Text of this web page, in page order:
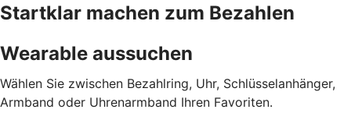
Startklar machen zum Bezahlen
Wearable aussuchen
Wählen Sie zwischen Bezahlring, Uhr, Schlüsselanhänger,
Armband oder Uhrenarmband Ihren Favoriten.